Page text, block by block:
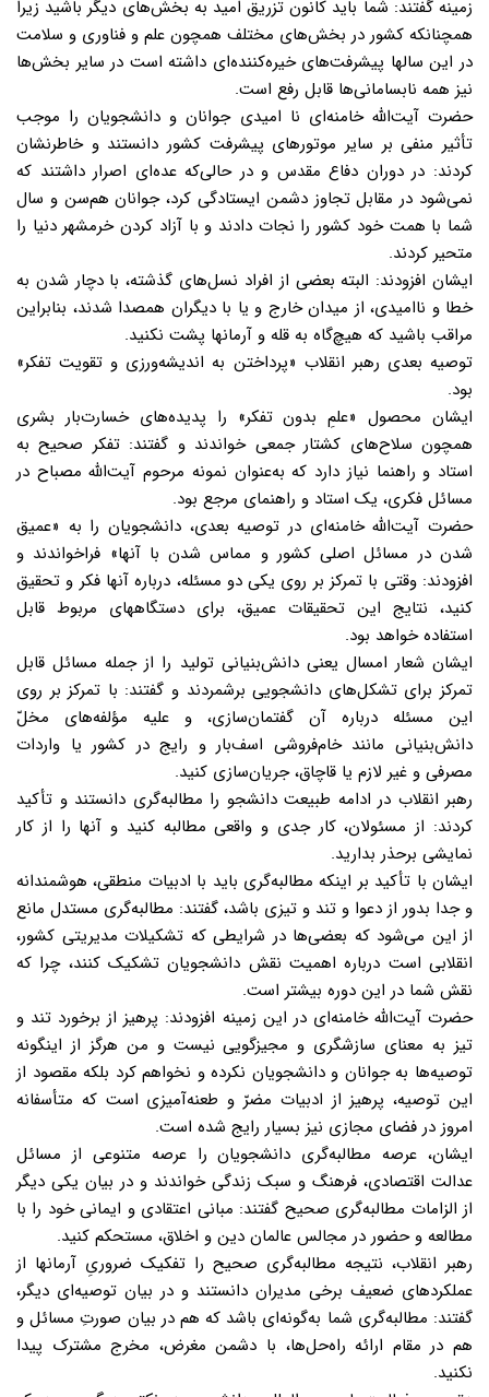
زمینه گفتند: شما باید کانون تزریق امید به بخش‌های دیگر باشید زیرا
همچنانکه کشور در بخش‌های مختلف همچون علم و فناوری و سلامت
در این سالها پیشرفت‌های خیره‌کننده‌ای داشته است در سایر بخش‌ها
نیز همه نابسامانی‌ها قابل رفع است.
حضرت آیت‌الله خامنه‌ای نا امیدی جوانان و دانشجویان را موجب
تأثیر منفی بر سایر موتورهای پیشرفت کشور دانستند و خاطرنشان
کردند: در دوران دفاع مقدس و در حالی‌که عده‌ای اصرار داشتند که
نمی‌شود در مقابل تجاوز دشمن ایستادگی کرد، جوانان هم‌سن و سال
شما با همت خود کشور را نجات دادند و با آزاد کردن خرمشهر دنیا را
متحیر کردند.
ایشان افزودند: البته بعضی از افراد نسل‌های گذشته، با دچار شدن به
خطا و ناامیدی، از میدان خارج و یا با دیگران همصدا شدند، بنابراین
مراقب باشید که هیچ‌گاه به قله و آرمانها پشت نکنید.
توصیه بعدی رهبر انقلاب «پرداختن به اندیشه‌ورزی و تقویت تفکر»
بود.
ایشان محصول «علمِ بدون تفکر» را پدیده‌های خسارت‌بار بشری
همچون سلاح‌های کشتار جمعی خواندند و گفتند: تفکر صحیح به
استاد و راهنما نیاز دارد که به‌عنوان نمونه مرحوم آیت‌الله مصباح در
مسائل فکری، یک استاد و راهنمای مرجع بود.
حضرت آیت‌الله خامنه‌ای در توصیه بعدی، دانشجویان را به «عمیق
شدن در مسائل اصلی کشور و مماس شدن با آنها» فراخواندند و
افزودند: وقتی با تمرکز بر روی یکی دو مسئله، درباره آنها فکر و تحقیق
کنید، نتایج این تحقیقات عمیق، برای دستگاههای مربوط قابل
استفاده خواهد بود.
ایشان شعار امسال یعنی دانش‌بنیانی تولید را از جمله مسائل قابل
تمرکز برای تشکل‌های دانشجویی برشمردند و گفتند: با تمرکز بر روی
این مسئله درباره آن گفتمان‌سازی، و علیه مؤلفه‌های مخلّ
دانش‌بنیانی مانند خام‌فروشی اسف‌بار و رایج در کشور یا واردات
مصرفی و غیر لازم یا قاچاق، جریان‌سازی کنید.
رهبر انقلاب در ادامه طبیعت دانشجو را مطالبه‌گری دانستند و تأکید
کردند: از مسئولان، کار جدی و واقعی مطالبه کنید و آنها را از کار
نمایشی برحذر بدارید.
ایشان با تأکید بر اینکه مطالبه‌گری باید با ادبیات منطقی، هوشمندانه
و جدا بدور از دعوا و تند و تیزی باشد، گفتند: مطالبه‌گری مستدل مانع
از این می‌شود که بعضی‌ها در شرایطی که تشکیلات مدیریتی کشور،
انقلابی است درباره اهمیت نقش دانشجویان تشکیک کنند، چرا که
نقش شما در این دوره بیشتر است.
حضرت آیت‌الله خامنه‌ای در این زمینه افزودند: پرهیز از برخورد تند و
تیز به معنای سازشگری و مجیزگویی نیست و من هرگز از اینگونه
توصیه‌ها به جوانان و دانشجویان نکرده و نخواهم کرد بلکه مقصود از
این توصیه، پرهیز از ادبیات مضرّ و طعنه‌آمیزی است که متأسفانه
امروز در فضای مجازی نیز بسیار رایج شده است.
ایشان، عرصه مطالبه‌گری دانشجویان را عرصه متنوعی از مسائل
عدالت اقتصادی، فرهنگ و سبک زندگی خواندند و در بیان یکی دیگر
از الزامات مطالبه‌گری صحیح گفتند: مبانی اعتقادی و ایمانی خود را با
مطالعه و حضور در مجالس عالمان دین و اخلاق، مستحکم کنید.
رهبر انقلاب، نتیجه مطالبه‌گری صحیح را تفکیک ضروریِ آرمانها از
عملکردهای ضعیف برخی مدیران دانستند و در بیان توصیه‌ای دیگر،
گفتند: مطالبه‌گری شما به‌گونه‌ای باشد که هم در بیان صورتِ مسائل و
هم در مقام ارائه راه‌حل‌ها، با دشمن مغرض، مخرج مشترک پیدا
نکنید.